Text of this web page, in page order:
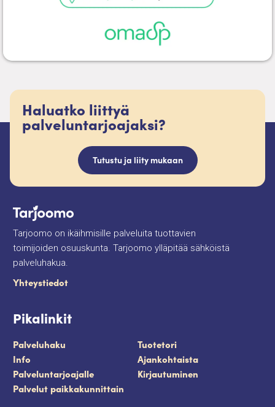
Haluatko liittyä
palveluntarjoajaksi?
Tutustu ja liity mukaan
Tarjoomo on ikäihmisille palveluita tuottavien
toimijoiden osuuskunta. Tarjoomo ylläpitää sähköistä
palveluhakua.
Yhteystiedot
Pikalinkit
Palveluhaku
Tuotetori
Info
Ajankohtaista
Palveluntarjoajalle
Kirjautuminen
Palvelut paikkakunnittain